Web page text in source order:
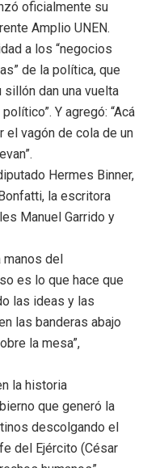
oficialmente su
Amplio UNEN.
a los “negocios
de la política, que
sillón dan una vuelta
Y agregó: “Acá
vagón de cola de un
Hermes Binner,
la escritora
Manuel Garrido y
manos del
es lo que hace que
las ideas y las
las banderas abajo
la mesa”,
la historia
que generó la
descolgando el
del Ejército (César